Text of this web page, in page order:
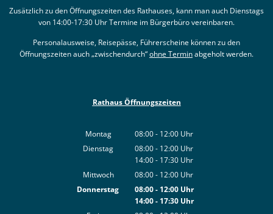
Zusätzlich zu den Öffnungszeiten des Rathauses, kann man auch Dienstags
von 14:00-17:30 Uhr Termine im Bürgerbüro vereinbaren.
Personalausweise, Reisepässe, Führerscheine können zu den
Öffnungszeiten auch „zwischendurch“ohne Terminabgeholt werden.
Rathaus Öffnungszeiten
Montag 08:00- 12:00 Uhr
Von 08:00 bis 12:00 Uhr
Dienstag 08:00- 12:00 Uhr
Von 08:00 bis 12:00 Uhr
14:00- 17:30 Uhr
Von 14:00 bis 17:30 Uhr
Mittwoch 08:00- 12:00 Uhr
Von 08:00 bis 12:00 Uhr
Donnerstag 08:00- 12:00Uhr
Von 08:00 bis 12:00 Uhr
14:00- 17:30Uhr